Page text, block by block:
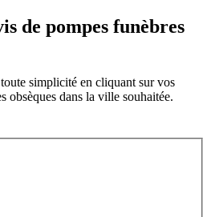
de pompes funèbres
simplicité en cliquant sur vos
obsèques dans la ville souhaitée.